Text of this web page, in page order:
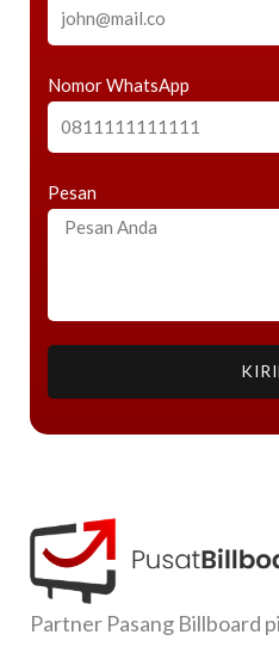
Nomor WhatsApp
Pesan
Partner Pasang Billboard